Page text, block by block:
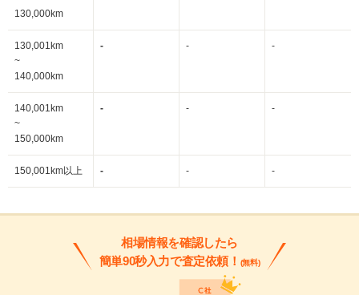
130,000km
130,001km
~
140,000km
- - -
140,001km
~
150,000km
- - -
150,001km以上 - - -
相場情報を確認したら
簡単90秒入力で査定依頼！ (無料)